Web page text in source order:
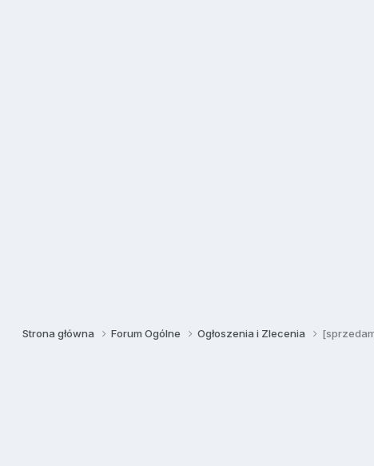
Strona główna Forum Ogólne Ogłoszenia i Zlecenia